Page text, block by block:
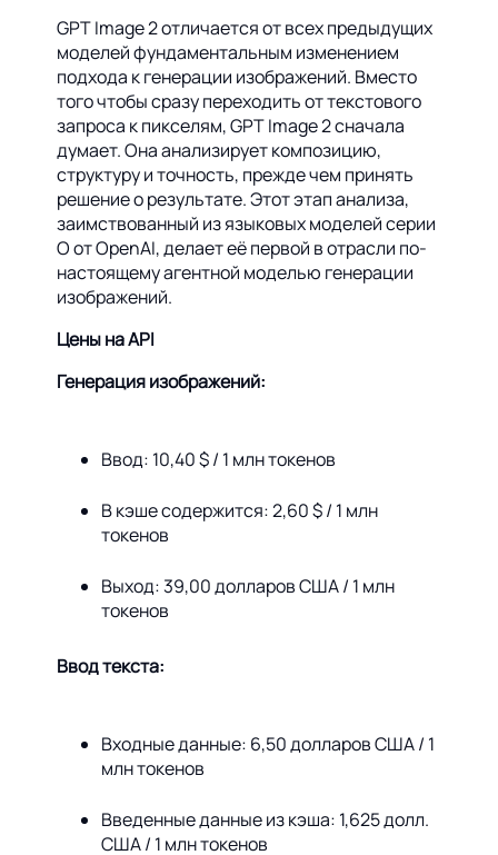
GPT Image 2 отличается от всех предыдущих
моделей фундаментальным изменением
подхода к генерации изображений. Вместо
того чтобы сразу переходить от текстового
запроса к пикселям, GPT Image 2 сначала
думает. Она анализирует композицию,
структуру и точность, прежде чем принять
решение о результате. Этот этап анализа,
заимствованный из языковых моделей серии
O от OpenAI, делает её первой в отрасли по-
настоящему агентной моделью генерации
изображений.
Цены на API
Генерация изображений:
Ввод: 10,40 $ / 1 млн токенов
В кэше содержится: 2,60 $ / 1 млн
токенов
Выход: 39,00 долларов США / 1 млн
токенов
Ввод текста:
Входные данные: 6,50 долларов США / 1
млн токенов
Введенные данные из кэша: 1,625 долл.
США / 1 млн токенов